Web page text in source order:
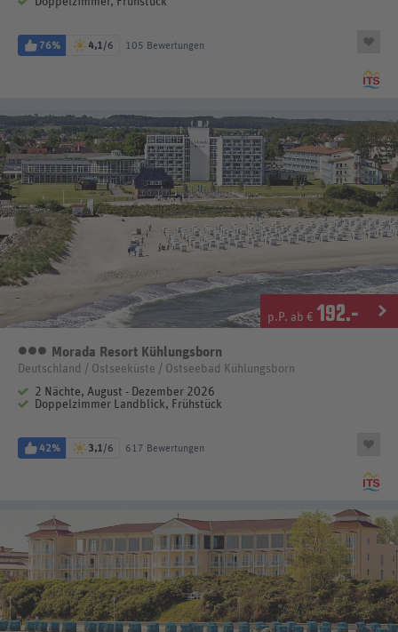
76% 4,1/6 105 Bewertungen
p.P. ab € 192.-
3 Sterne
Morada Resort Kühlungsborn
Deutschland / Ostseeküste / Ostseebad Kühlungsborn
2 Nächte, August - Dezember 2026
Doppelzimmer Landblick, Frühstück
42% 3,1/6 617 Bewertungen